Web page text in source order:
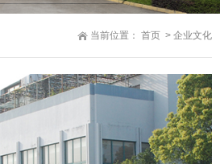
当前位置： 首页 > 企业文化